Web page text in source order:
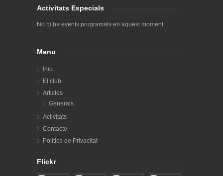
Activitats Especials
No hi ha events programats en aquest moment.
Menu
Inici
El club
Articles
Generals
Activitats
Contacte
Política de Privacitat
Flickr